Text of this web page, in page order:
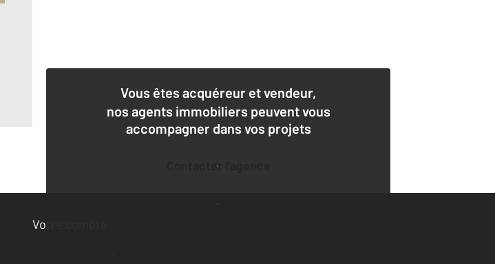
Vous êtes acquéreur et vendeur,
nos agents immobiliers peuvent vous
accompagner dans vos projets
Contacter l'agence
Demander une estimation
Votre compte :
Accéder à mon compte